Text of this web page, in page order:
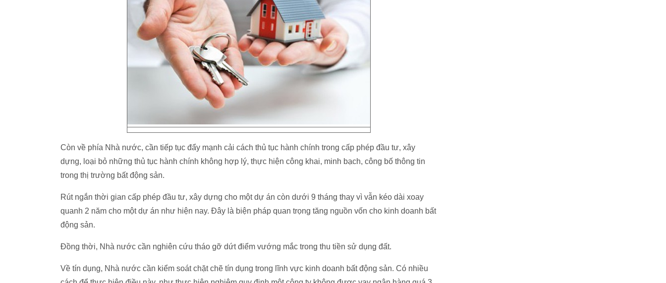
Còn về phía Nhà nước, cần tiếp tục đẩy mạnh cải cách thủ tục hành chính trong cấp phép đầu tư, xây
dựng, loại bỏ những thủ tục hành chính không hợp lý, thực hiện công khai, minh bạch, công bố thông tin
trong thị trường bất động sản.
Rút ngắn thời gian cấp phép đầu tư, xây dựng cho một dự án còn dưới 9 tháng thay vì vẫn kéo dài xoay
quanh 2 năm cho một dự án như hiện nay. Đây là biện pháp quan trọng tăng nguồn vốn cho kinh doanh bất
động sản.
Đồng thời, Nhà nước cần nghiên cứu tháo gỡ dứt điểm vướng mắc trong thu tiền sử dụng đất.
Về tín dụng, Nhà nước cần kiểm soát chặt chẽ tín dụng trong lĩnh vực kinh doanh bất động sản. Có nhiều